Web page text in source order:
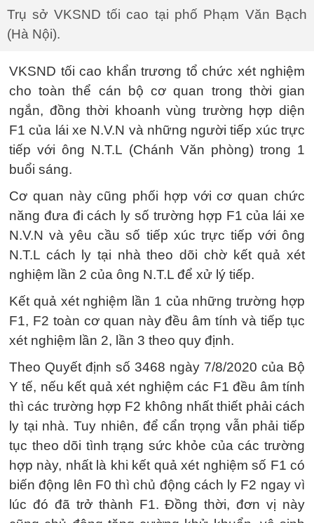
Trụ sở VKSND tối cao tại phố Phạm Văn Bạch
(Hà Nội).
VKSND tối cao khẩn trương tổ chức xét nghiệm
cho toàn thể cán bộ cơ quan trong thời gian
ngắn, đồng thời khoanh vùng trường hợp diện
F1 của lái xe N.V.N và những người tiếp xúc trực
tiếp với ông N.T.L (Chánh Văn phòng) trong 1
buổi sáng.
Cơ quan này cũng phối hợp với cơ quan chức
năng đưa đi cách ly số trường hợp F1 của lái xe
N.V.N và yêu cầu số tiếp xúc trực tiếp với ông
N.T.L cách ly tại nhà theo dõi chờ kết quả xét
nghiệm lần 2 của ông N.T.L để xử lý tiếp.
Kết quả xét nghiệm lần 1 của những trường hợp
F1, F2 toàn cơ quan này đều âm tính và tiếp tục
xét nghiệm lần 2, lần 3 theo quy định.
Theo Quyết định số 3468 ngày 7/8/2020 của Bộ
Y tế, nếu kết quả xét nghiệm các F1 đều âm tính
thì các trường hợp F2 không nhất thiết phải cách
ly tại nhà. Tuy nhiên, để cẩn trọng vẫn phải tiếp
tục theo dõi tình trạng sức khỏe của các trường
hợp này, nhất là khi kết quả xét nghiệm số F1 có
biến động lên F0 thì chủ động cách ly F2 ngay vì
lúc đó đã trở thành F1. Đồng thời, đơn vị này